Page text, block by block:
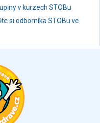
v kurzech STOBu
si odborníka STOBu ve